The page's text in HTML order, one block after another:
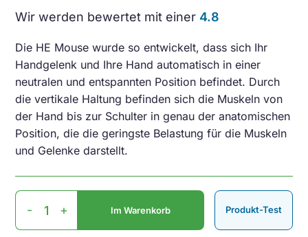
Wir werden bewertet mit einer 4.8
Die HE Mouse wurde so entwickelt, dass sich Ihr
Handgelenk und Ihre Hand automatisch in einer
neutralen und entspannten Position befindet. Durch
die vertikale Haltung befinden sich die Muskeln von
der Hand bis zur Schulter in genau der anatomischen
Position, die die geringste Belastung für die Muskeln
und Gelenke darstellt.
HE
Mouse
Links
- + Im Warenkorb Produkt-Test